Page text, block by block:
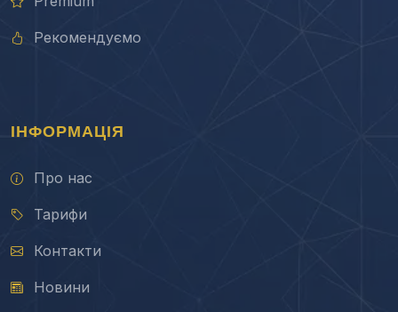
Рекомендуємо
ІНФОРМАЦІЯ
Про нас
Тарифи
Контакти
Новини